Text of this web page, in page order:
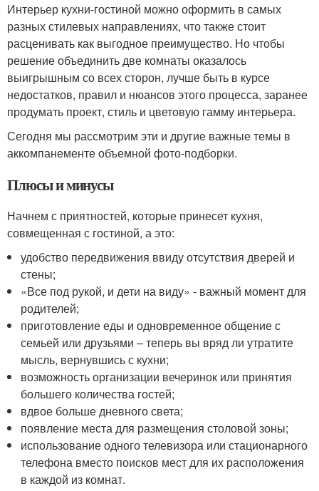
Интерьер кухни-гостиной можно оформить в самых
разных стилевых направлениях, что также стоит
расценивать как выгодное преимущество. Но чтобы
решение объединить две комнаты оказалось
выигрышным со всех сторон, лучше быть в курсе
недостатков, правил и нюансов этого процесса, заранее
продумать проект, стиль и цветовую гамму интерьера.
Сегодня мы рассмотрим эти и другие важные темы в
аккомпанементе объемной фото-подборки.
Плюсы и минусы
Начнем с приятностей, которые принесет кухня,
совмещенная с гостиной, а это:
удобство передвижения ввиду отсутствия дверей и
стены;
«Все под рукой, и дети на виду» - важный момент для
родителей;
приготовление еды и одновременное общение с
семьей или друзьями – теперь вы вряд ли утратите
мысль, вернувшись с кухни;
возможность организации вечеринок или принятия
большего количества гостей;
вдвое больше дневного света;
появление места для размещения столовой зоны;
использование одного телевизора или стационарного
телефона вместо поисков мест для их расположения
в каждой из комнат.